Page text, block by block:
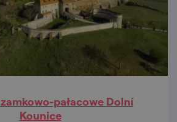
pałacowe Dolní
Kounice